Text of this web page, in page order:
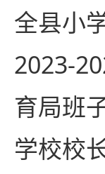
全县小
2023-
育局班
学校校